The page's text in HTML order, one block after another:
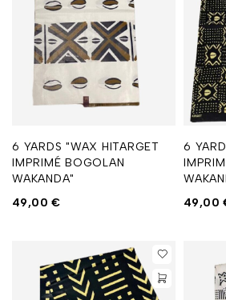
6 YARDS "WAX HITARGET
IMPRIMÉ BOGOLAN
WAKANDA"
49,00€
6
49,00